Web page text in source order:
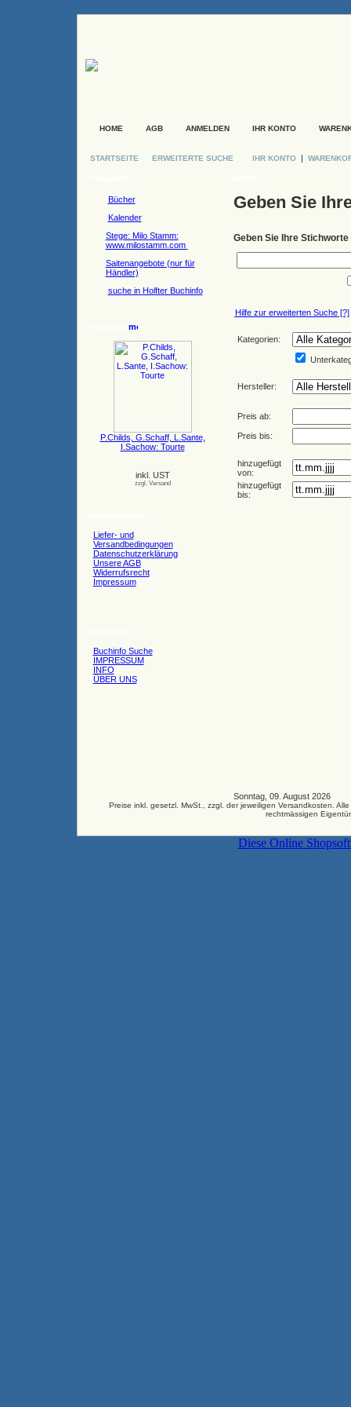
HOME AGB ANMELDEN IHR KONTO
STARTSEITE ERWEITERTE SUCHE IHR KONTO|
Bücher
Kalender
Stege: Milo Stamm:
www.milostamm.com
Saitenangebote (nur für
Händler)
suche in Holfter Buchinfo
P.Childs, G.Schaff, L.Sante,
I.Sachow: Tourte
inkl. UST
zzgl. Versand
Liefer- und
Versandbedingungen
Datenschutzerklärung
Unsere AGB
Widerrufsrecht
Impressum
Buchinfo Suche
IMPRESSUM
INFO
ÜBER UNS
Geben Sie
Geben Sie Ihre Stichworte
Hilfe zur erweiterten Suche[?]
Kategorien:
Hersteller:
Preis ab:
Preis bis:
hinzugefügt
von:
hinzugefügt
bis:
Sonntag, 09. August 2026
Preise inkl. gesetzl. MwSt., zzgl. der jeweiligen Versandkosten.
rechtmässigen
Diese Online